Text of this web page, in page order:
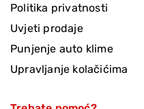
Politika privatnosti
Uvjeti prodaje
Punjenje auto klime
Upravljanje kolačićima